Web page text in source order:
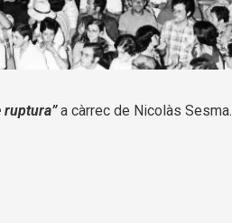
ruptura”a càrrec de Nicolàs Sesma.